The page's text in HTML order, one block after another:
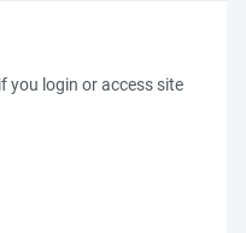
you login or access site